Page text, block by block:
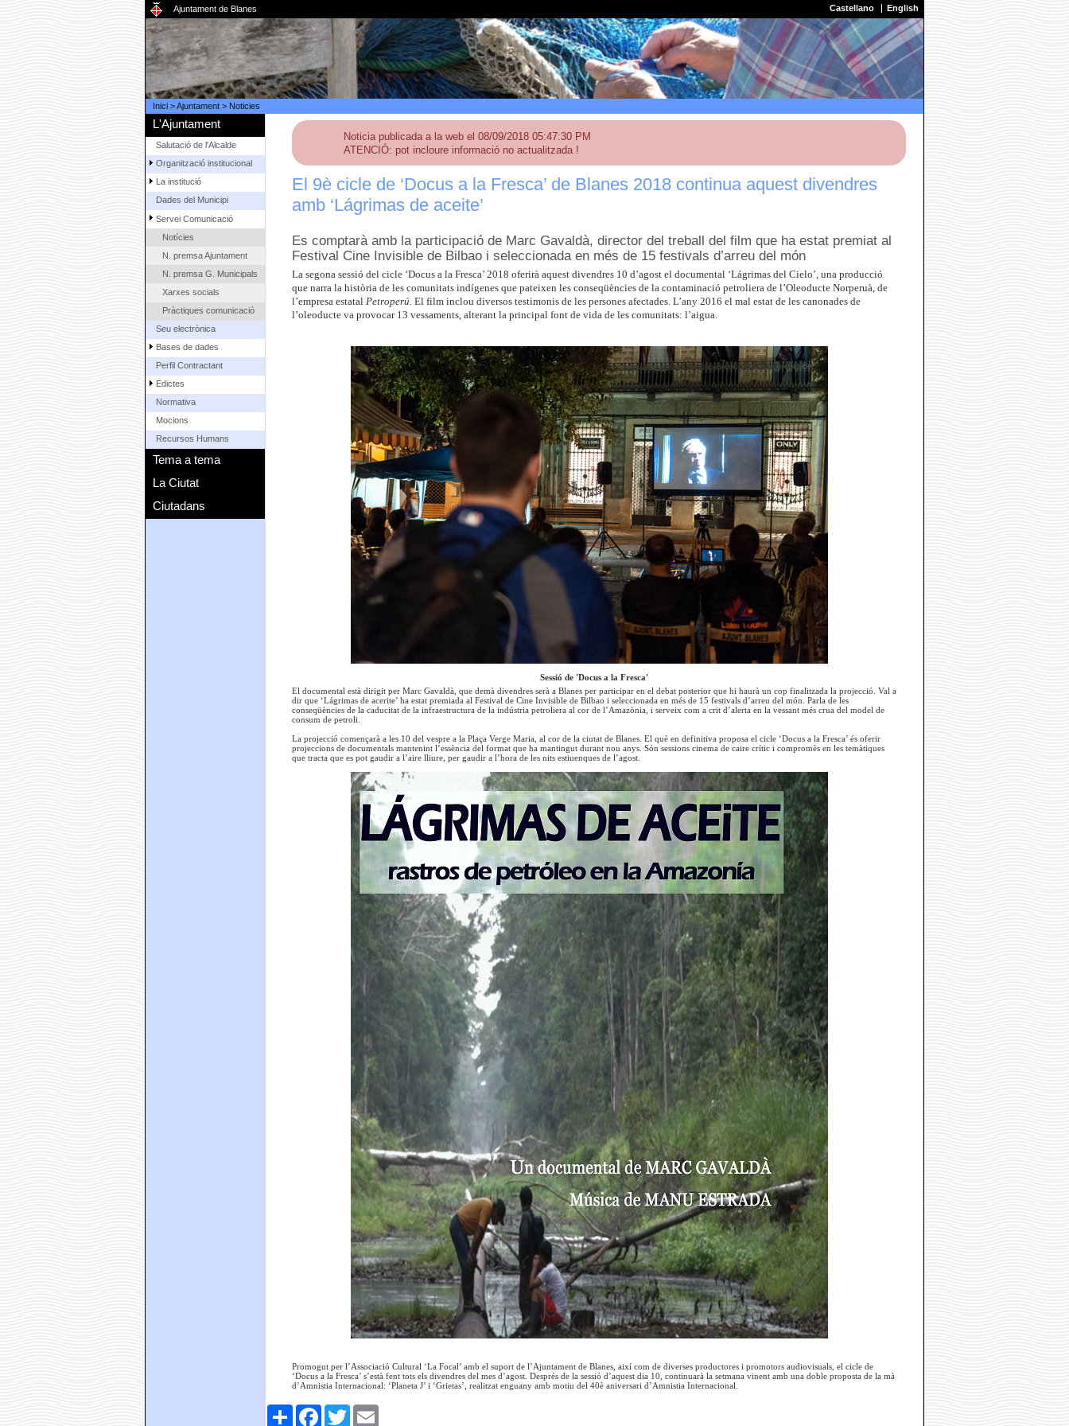
Ajuntament de Blanes Castellano English
Inici>Ajuntament> Noticies
L'Ajuntament
Salutació de l'Alcalde
Organització institucional
La institució
Dades del Municipi
Servei Comunicació
Notícies
N. premsa Ajuntament
N. premsa G. Municipals
Xarxes socials
Pràctiques comunicació
Seu electrònica
Bases de dades
Perfil Contractant
Edictes
Normativa
Mocions
Recursos Humans
Tema a tema
La Ciutat
Ciutadans
Noticia publicada a la web el 08/09/2018 05:47:30 PM
ATENCIÓ: pot incloure informació no actualitzada !
El 9è cicle de ‘Docus a la Fresca’ de Blanes 2018 continua aquest divendres
amb ‘Lágrimas de aceite’
Es comptarà amb la participació de Marc Gavaldà, director del treball del film que ha estat premiat al
Festival Cine Invisible de Bilbao i seleccionada en més de 15 festivals d’arreu del món
La segona sessió del cicle ‘Docus a la Fresca’ 2018 oferirà aquest divendres 10 d’agost el documental ‘Lágrimas del Cielo’, una producció
que narra la història de les comunitats indígenes que pateixen les conseqüències de la contaminació petroliera de l’Oleoducte Norperuà, de
l’empresa estatal Petroperú. El film inclou diversos testimonis de les persones afectades. L’any 2016 el mal estat de les canonades de
l’oleoducte va provocar 13 vessaments, alterant la principal font de vida de les comunitats: l’aigua.
Sessió de 'Docus a la Fresca'
El documental està dirigit per Marc Gavaldà, que demà divendres serà a Blanes per participar en el debat posterior que hi haurà un cop finalitzada la projecció. Val a
dir que ‘Lágrimas de acerite’ ha estat premiada al Festival de Cine Invisible de Bilbao i seleccionada en més de 15 festivals d’arreu del món. Parla de les
conseqüències de la caducitat de la infraestructura de la indústria petroliera al cor de l’Amazònia, i serveix com a crit d’alerta en la vessant més crua del model de
consum de petroli.
La projecció començarà a les 10 del vespre a la Plaça Verge Maria, al cor de la ciutat de Blanes. El què en definitiva proposa el cicle ‘Docus a la Fresca’ és oferir
projeccions de documentals mantenint l’essència del format que ha mantingut durant nou anys. Són sessions cinema de caire crític i compromès en les temàtiques
que tracta que es pot gaudir a l’aire lliure, per gaudir a l’hora de les nits estiuenques de l’agost.
Promogut per l’Associació Cultural ‘La Focal’ amb el suport de l’Ajuntament de Blanes, així com de diverses productores i promotors audiovisuals, el cicle de
‘Docus a la Fresca’ s’està fent tots els divendres del mes d’agost. Després de la sessió d’aquest dia 10, continuarà la setmana vinent amb una doble proposta de la mà
d’Amnistia Internacional: ‘Planeta J’ i ‘Grietas’, realitzat enguany amb motiu del 40è aniversari d’Amnistia Internacional.
ComparteixFacebookTwitter